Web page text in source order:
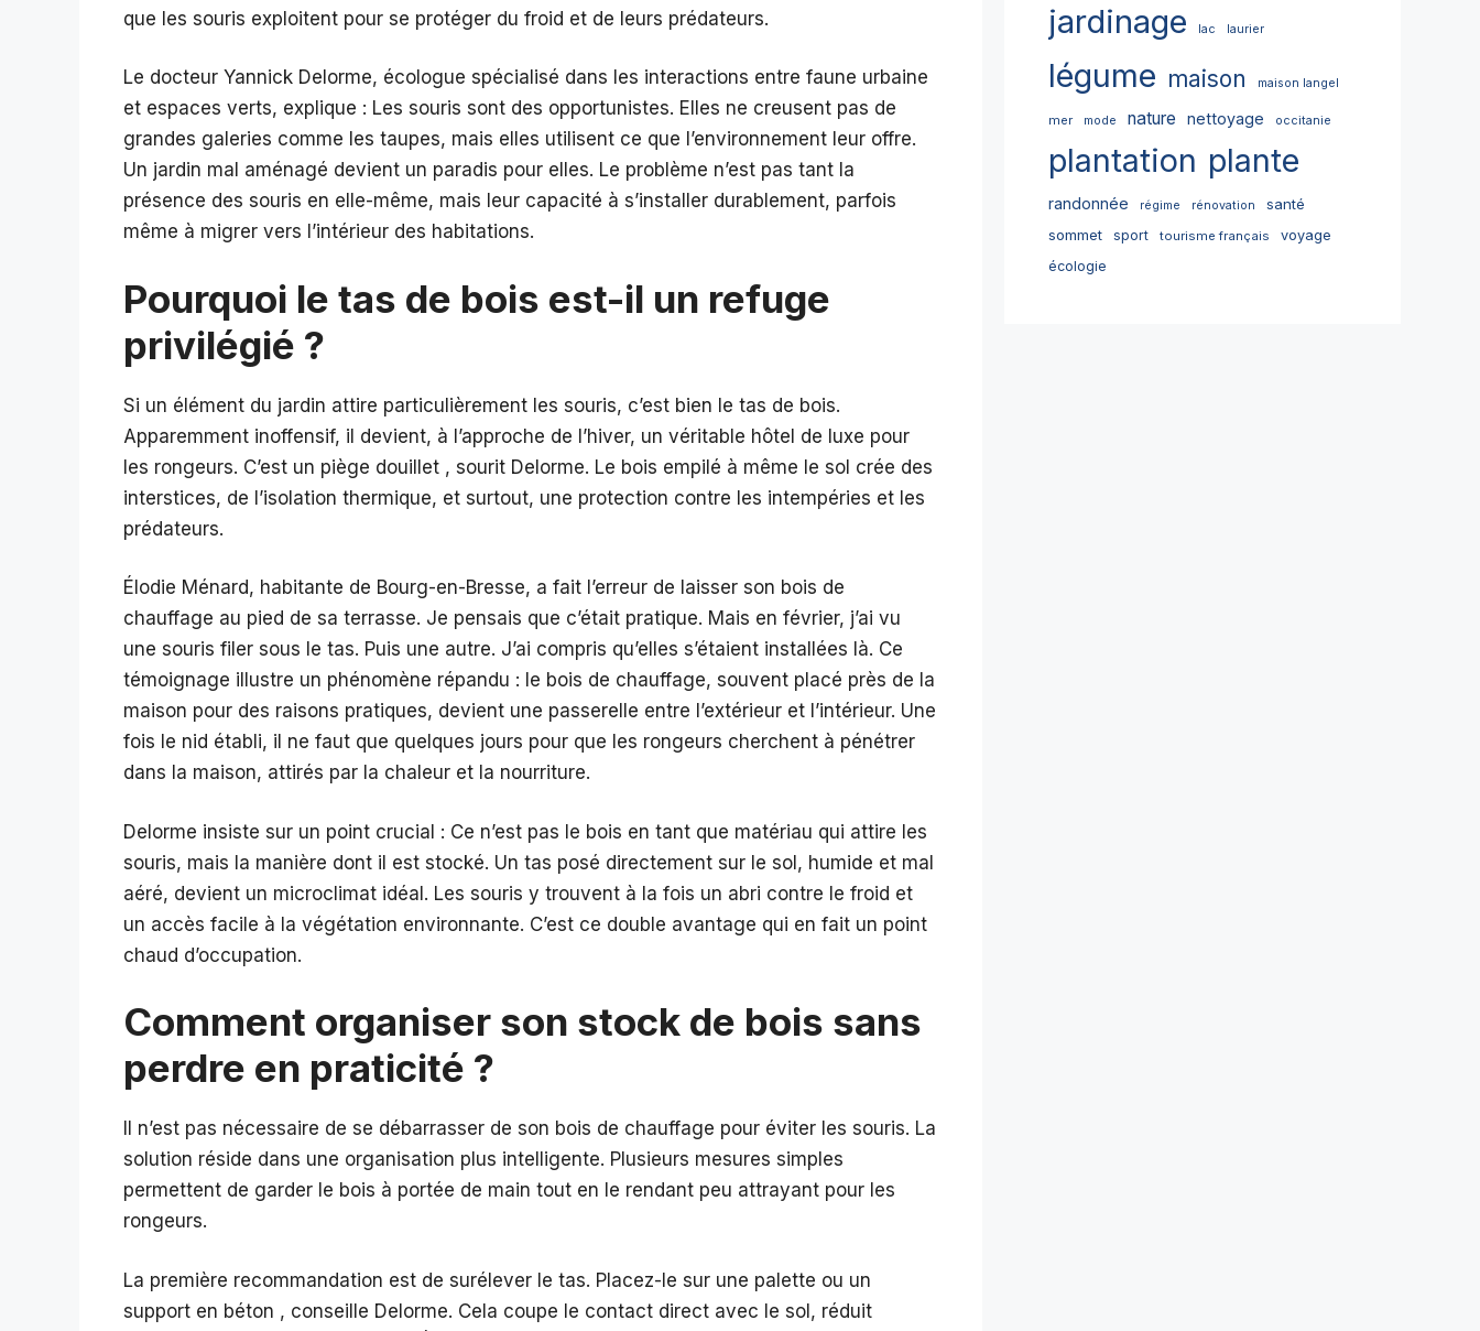
que les souris exploitent pour se protéger du froid et de leurs prédateurs.
Le docteur Yannick Delorme, écologue spécialisé dans les interactions entre faune urbaine
et espaces verts, explique : Les souris sont des opportunistes. Elles ne creusent pas de
grandes galeries comme les taupes, mais elles utilisent ce que l’environnement leur offre.
Un jardin mal aménagé devient un paradis pour elles. Le problème n’est pas tant la
présence des souris en elle-même, mais leur capacité à s’installer durablement, parfois
même à migrer vers l’intérieur des habitations.
Pourquoi le tas de bois est-il un refuge
privilégié ?
Si un élément du jardin attire particulièrement les souris, c’est bien le tas de bois.
Apparemment inoffensif, il devient, à l’approche de l’hiver, un véritable hôtel de luxe pour
les rongeurs. C’est un piège douillet , sourit Delorme. Le bois empilé à même le sol crée des
interstices, de l’isolation thermique, et surtout, une protection contre les intempéries et les
prédateurs.
Élodie Ménard, habitante de Bourg-en-Bresse, a fait l’erreur de laisser son bois de
chauffage au pied de sa terrasse. Je pensais que c’était pratique. Mais en février, j’ai vu
une souris filer sous le tas. Puis une autre. J’ai compris qu’elles s’étaient installées là. Ce
témoignage illustre un phénomène répandu : le bois de chauffage, souvent placé près de la
maison pour des raisons pratiques, devient une passerelle entre l’extérieur et l’intérieur. Une
fois le nid établi, il ne faut que quelques jours pour que les rongeurs cherchent à pénétrer
dans la maison, attirés par la chaleur et la nourriture.
Delorme insiste sur un point crucial : Ce n’est pas le bois en tant que matériau qui attire les
souris, mais la manière dont il est stocké. Un tas posé directement sur le sol, humide et mal
aéré, devient un microclimat idéal. Les souris y trouvent à la fois un abri contre le froid et
un accès facile à la végétation environnante. C’est ce double avantage qui en fait un point
chaud d’occupation.
Comment organiser son stock de bois sans
perdre en praticité ?
Il n’est pas nécessaire de se débarrasser de son bois de chauffage pour éviter les souris. La
solution réside dans une organisation plus intelligente. Plusieurs mesures simples
permettent de garder le bois à portée de main tout en le rendant peu attrayant pour les
rongeurs.
La première recommandation est de surélever le tas. Placez-le sur une palette ou un
support en béton , conseille Delorme. Cela coupe le contact direct avec le sol, réduit
jardinage lac laurier
légume maison maison langel
mer mode nature nettoyage occitanie
plantation plante
randonnée régime rénovation
santé
sommet
sport tourisme français
voyage
écologie